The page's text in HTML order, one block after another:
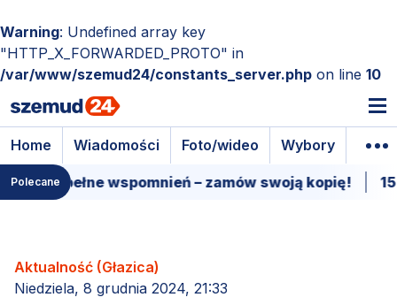
Warning: Undefined array key
"HTTP_X_FORWARDED_PROTO" in
/var/www/szemud24/constants_server.php on line 10
Home Wiadomości Foto/wideo Wybory
Polecanewspomnień – zamów swoją kopię! 15 marca -
Aktualność (Głazica)
Niedziela, 8 grudnia 2024, 21:33